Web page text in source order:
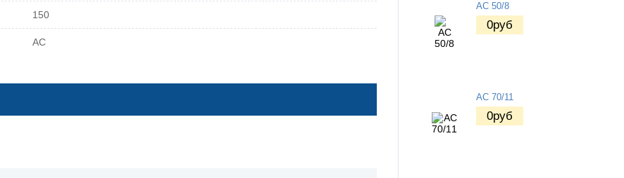
150
АС
АС 50/8
0руб
АС 70/11
0руб